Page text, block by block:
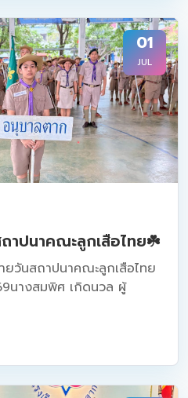
01
JUL
าปนาคณะลูกเสือไทย☘️
ยวันสถาปนาคณะลูกเสือไทย
นางสมพิศ เกิดนวล ผู้